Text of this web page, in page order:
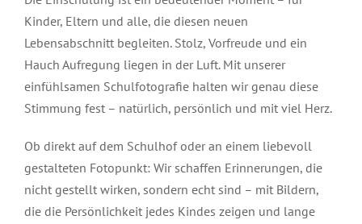
Kinder, Eltern und alle, die diesen neuen
Lebensabschnitt begleiten. Stolz, Vorfreude und ein
Hauch Aufregung liegen in der Luft. Mit unserer
einfühlsamen Schulfotografie halten wir genau diese
Stimmung fest – natürlich, persönlich und mit viel Herz.
Ob direkt auf dem Schulhof oder an einem liebevoll
gestalteten Fotopunkt: Wir schaffen Erinnerungen, die
nicht gestellt wirken, sondern echt sind – mit Bildern,
die die Persönlichkeit jedes Kindes zeigen und lange